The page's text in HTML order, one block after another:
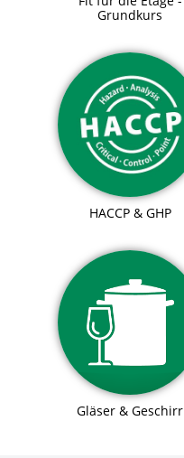
Grundkurs
HACCP & GHP
Gläser & Geschirr